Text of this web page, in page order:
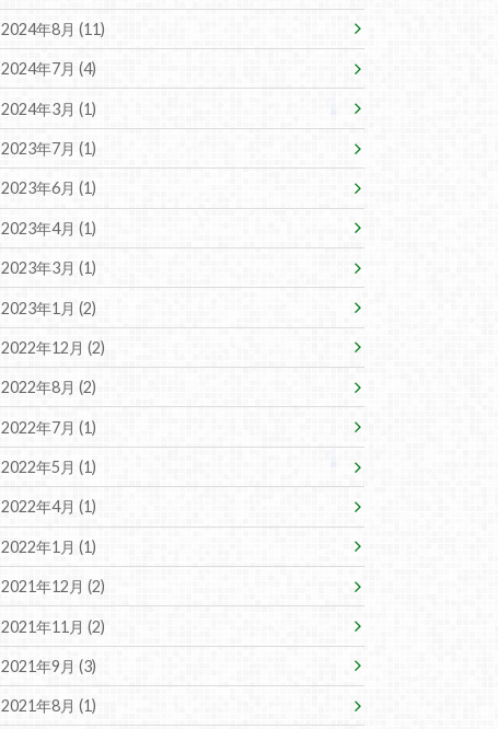
2024年8月 (11)
2024年7月 (4)
2024年3月 (1)
2023年7月 (1)
2023年6月 (1)
2023年4月 (1)
2023年3月 (1)
2023年1月 (2)
2022年12月 (2)
2022年8月 (2)
2022年7月 (1)
2022年5月 (1)
2022年4月 (1)
2022年1月 (1)
2021年12月 (2)
2021年11月 (2)
2021年9月 (3)
2021年8月 (1)